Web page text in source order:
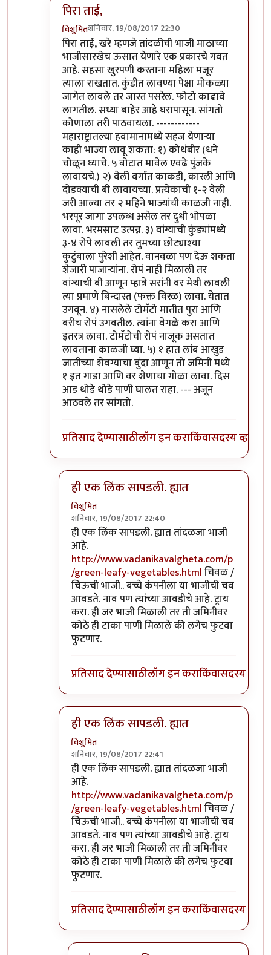
पिरा ताई,
विशुमितशनिवार, 19/08/2017 22:30
In reply toअरे वा! अशा अजुन कोणत्याbyपिलीयन
पिरा ताई, खरे म्हणजे तांदळीची भाजी माठाच्या
भाजीसारखेच ऊसात येणारे एक प्रकारचे गवत
आहे. सहसा खुरपणी करताना महिला मजूर
त्याला राखतात. कुंडीत लावण्या पेक्षा मोकळ्या
जागेत लावले तर जास्त पसरेल. फोटो काढावे
लागतील. सध्या बाहेर आहे घरापासून. सांगतो
कोणाला तरी पाठवायला. ------------
महाराष्ट्रातल्या हवामानामध्ये सहज येणाऱ्या
काही भाज्या लावू शकता: १) कोथंबीर (धने
चोळून घ्याचे. ५ बोटात मावेल एवढे पुंजके
लावायचे.) २) वेली वर्गात काकडी, कारली आणि
दोडक्याची बी लावायच्या. प्रत्येकाची १-२ वेली
जरी आल्या तर २ महिने भाज्यांची काळजी नाही.
भरपूर जागा उपलब्ध असेल तर दुधी भोपळा
लावा. भरमसाट उत्पन्न. ३) वांग्याची कुंड्यांमध्ये
३-४ रोपे लावली तर तुमच्या छोट्याश्या
कुटुंबाला पुरेशी आहेत. वानवळा पण देऊ शकता
शेजारी पाजाऱ्यांना. रोपं नाही मिळाली तर
वांग्याची बी आणून म्हात्रे सरांनी वर मेथी लावली
त्या प्रमाणे बिन्दास्त (फक्त विरळ) लावा. येतात
उगवून. ४) नासलेले टोमॅटो मातीत पुरा आणि
बरीच रोपं उगवतील. त्यांना वेगळे करा आणि
इतरत्र लावा. टोमॅटोची रोपं नाजूक असतात
लावताना काळजी घ्या. ५) १ हात लांब आखुड
जातीच्या शेवग्याचा बुंदा आणून तो जमिनी मध्ये
१ इत गाडा आणि वर शेणाचा गोळा लावा. दिस
आड थोडे थोडे पाणी घालत राहा. --- अजून
आठवले तर सांगतो.
प्रतिसाद देण्यासाठीलॉग इन कराकिंवासदस्य व्हा
ही एक लिंक सापडली. ह्यात
विशुमित
शनिवार, 19/08/2017 22:40
In reply toपिरा ताई,byविशुमित
ही एक लिंक सापडली. ह्यात तांदळजा भाजी
आहे.
http://www.vadanikavalgheta.com/p
/green-leafy-vegetables.htmlचिवळ /
चिऊची भाजी.. बच्चे कंपनीला या भाजीची चव
आवडते. नाव पण त्यांच्या आवडीचे आहे. ट्राय
करा. ही जर भाजी मिळाली तर ती जमिनीवर
कोठे ही टाका पाणी मिळाले की लगेच फुटवा
फुटणार.
प्रतिसाद देण्यासाठीलॉग इन कराकिंवासदस्य व्हा
ही एक लिंक सापडली. ह्यात
विशुमित
शनिवार, 19/08/2017 22:41
In reply toपिरा ताई,byविशुमित
ही एक लिंक सापडली. ह्यात तांदळजा भाजी
आहे.
http://www.vadanikavalgheta.com/p
/green-leafy-vegetables.htmlचिवळ /
चिऊची भाजी.. बच्चे कंपनीला या भाजीची चव
आवडते. नाव पण त्यांच्या आवडीचे आहे. ट्राय
करा. ही जर भाजी मिळाली तर ती जमिनीवर
कोठे ही टाका पाणी मिळाले की लगेच फुटवा
फुटणार.
प्रतिसाद देण्यासाठीलॉग इन कराकिंवासदस्य व्हा